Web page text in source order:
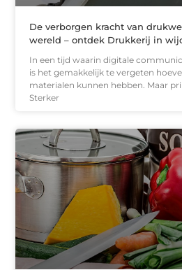
De verborgen kracht van
wereld – ontdek Drukkerij in
In een tijd waarin digitale
is het gemakkelijk te vergeten
materialen kunnen hebben. Maar
Sterker